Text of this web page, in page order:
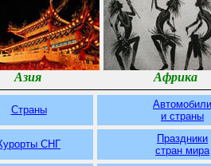
Азия Африка
Страны
Автомобили
и страны
СНГ
Праздники
стран мира